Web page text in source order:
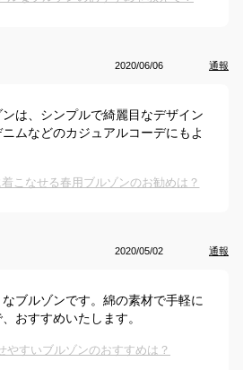
2020/06/06 通報
は、シンプルで綺麗目なデザイン
ムなどのカジュアルコーデにもよ
こなせる春用ブルゾンのお勧めは？
2020/05/02 通報
ブルゾンです。綿の素材で手軽に
おすすめいたします。
やすいブルゾンのおすすめは？